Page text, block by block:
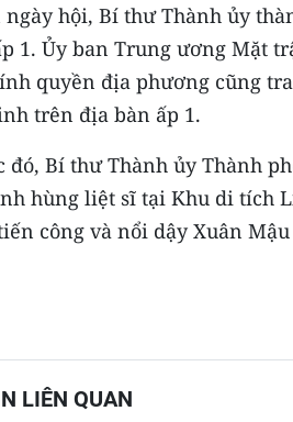
ngày hội, Bí thư Thành ủy
1. Ủy ban Trung ương Mặt
quyền địa phương cũng
trên địa bàn ấp 1.
đó, Bí thư Thành ủy Thành
hùng liệt sĩ tại Khu di tích
công và nổi dậy Xuân
LIÊN QUAN